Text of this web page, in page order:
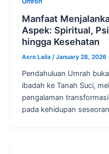
Manfaat
Aspek: Spiritual,
hingga Kesehatan
Asro Laila/January 28, 2026
Pendahuluan Umrah
ibadah ke Tanah Suci,
pengalaman
pada kehidupan